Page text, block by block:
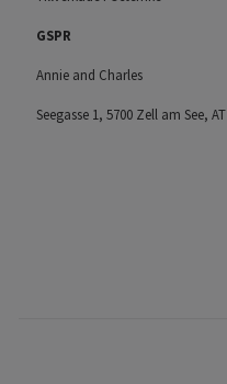
GSPR
Annie and Charles
Seegasse 1, 5700 Zell am See, AT